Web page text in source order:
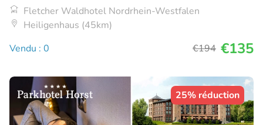
Fletcher Waldhotel Nordrhein-Westfalen
Heiligenhaus (45km)
Vendu : 0
€194 €135
25% réduction